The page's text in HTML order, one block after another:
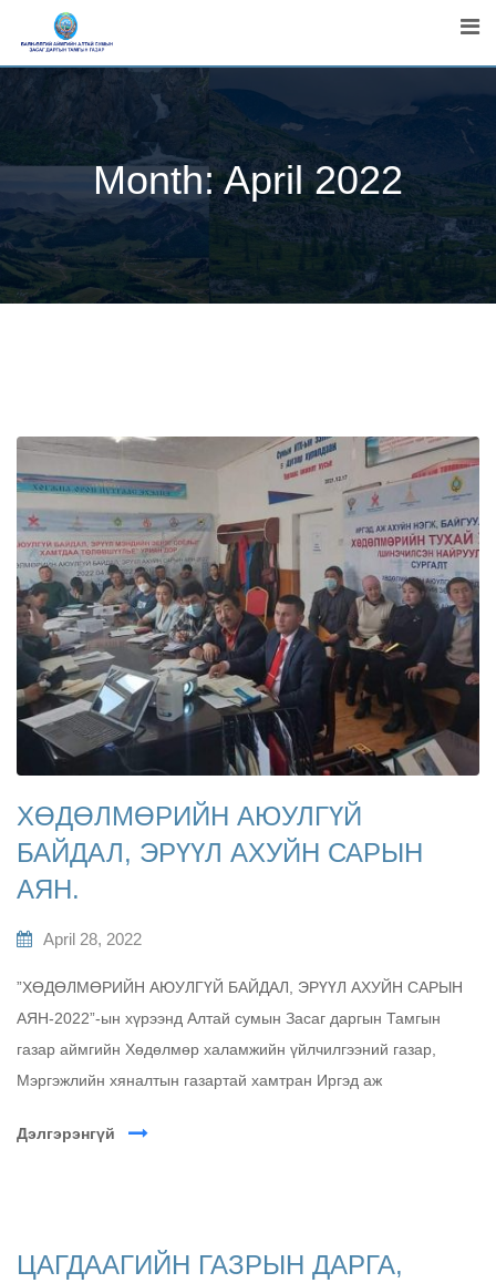
Month:April 2022
ХӨДӨЛМӨРИЙН АЮУЛГҮЙ
БАЙДАЛ, ЭРҮҮЛ АХУЙН САРЫН
АЯН.
April 28, 2022
”ХӨДӨЛМӨРИЙН АЮУЛГҮЙ БАЙДАЛ, ЭРҮҮЛ АХУЙН САРЫН
АЯН-2022”-ын хүрээнд Алтай сумын Засаг даргын Тамгын
газар аймгийн Хөдөлмөр халамжийн үйлчилгээний газар,
Мэргэжлийн хяналтын газартай хамтран Иргэд аж
Дэлгэрэнгүй
ЦАГДААГИЙН ГАЗРЫН ДАРГА,